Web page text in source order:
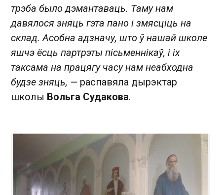
трэба было дэмантаваць. Таму нам
давялося зняць гэта пано і змясціць на
склад. Асобна адзначу, што ў нашай школе
яшчэ ёсць партрэты пісьменнікаў, і іх
таксама на працягу часу нам неабходна
будзе зняць, — распавяла дырэктар
школы Вольга Судакова.